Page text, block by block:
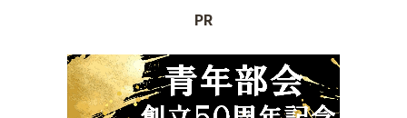
PR